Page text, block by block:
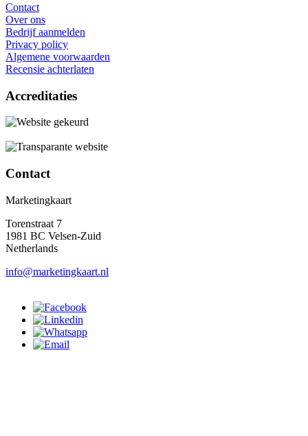
Contact
Over ons
Bedrijf aanmelden
Privacy policy
Algemene voorwaarden
Recensie achterlaten
Accreditaties
Contact
Marketingkaart
Torenstraat 7
1981 BC Velsen-Zuid
Netherlands
info@marketingkaart.nl